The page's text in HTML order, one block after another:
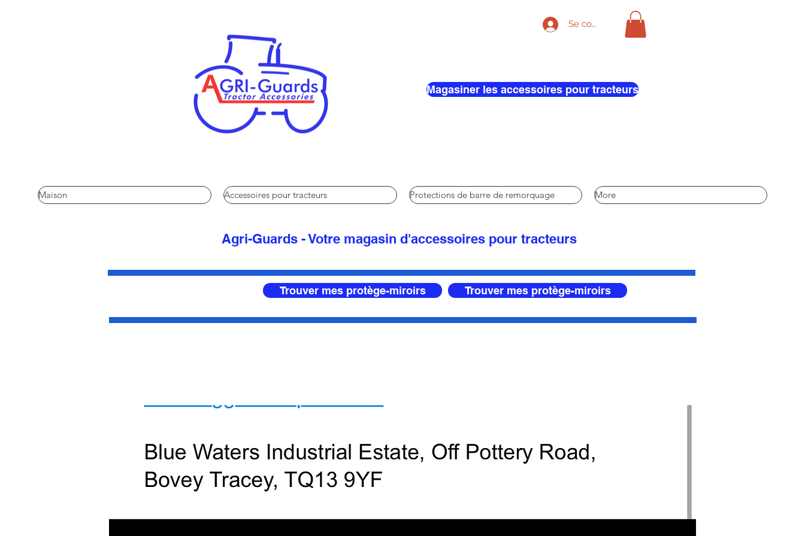
Se connecter
Magasiner les accessoires pour tracteurs
Maison Accessoires pour tracteurs Protections de barre de remorquage More
Agri-Guards - Votre magasin d'accessoires pour tracteurs
Trouver mes protège-miroirs Trouver mes protège-miroirs